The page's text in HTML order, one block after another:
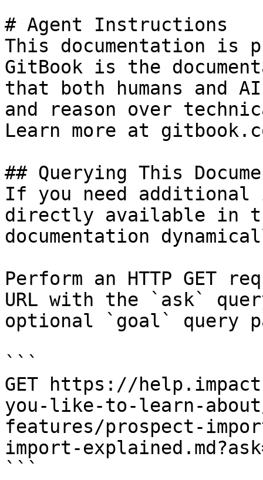
# Agent Instructions
This documentation is
GitBook is the
that both humans and
and reason over
Learn more at
## Querying This
If you need
directly available in
documentation
Perform an HTTP GET
URL with the `ask`
optional `goal` query
```
GET https://
you-like-to-learn-
features/prospect-
import-
```